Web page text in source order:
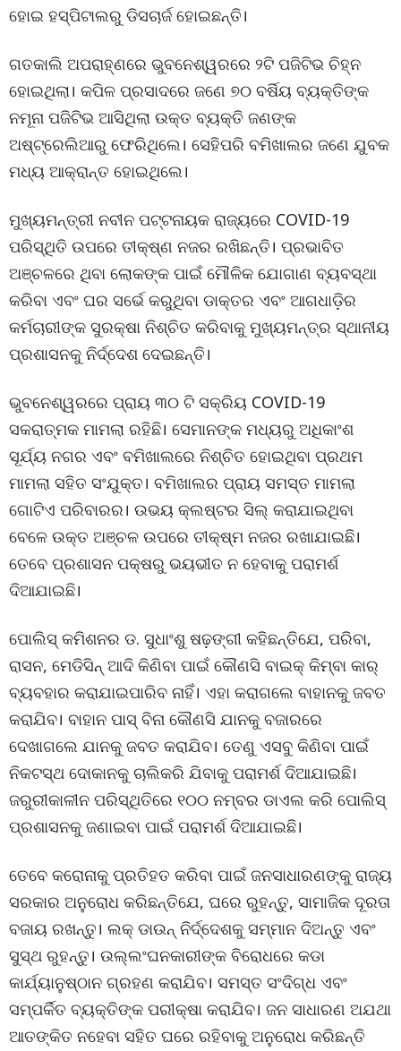
ହୋଇ ହସ୍ପିଟାଲରୁ ଡିସଚାର୍ଜ ହୋଇଛନ୍ତି।
ଗତକାଲି ଅପରାହ୍ଣରେ ଭୁବନେଶ୍ୱରରେ ୨ଟି ପଜିଟିଭ ଚିହ୍ନ
ହୋଇଥିଲା। କପିଳ ପ୍ରସାଦରେ ଜଣେ ୭୦ ବର୍ଷିୟ ବ୍ୟକ୍ତିଙ୍କ
ନମୂନା ପଜିଟିଭ ଆସିଥିଲା ଉକ୍ତ ବ୍ୟକ୍ତି ଜଣଙ୍କ
ଅଷ୍ଟ୍ରେଲିଆରୁ ଫେରିଥିଲେ। ସେହିପରି ବମିଖାଲର ଜଣେ ଯୁବକ
ମଧ୍ୟ ଆକ୍ରାନ୍ତ ହୋଇଥିଲେ।
ମୁଖ୍ୟମନ୍ତ୍ରୀ ନବୀନ ପଟ୍ଟନାୟକ ରାଜ୍ୟରେ COVID-19
ପରିସ୍ଥିତି ଉପରେ ତୀକ୍ଷ୍ଣ ନଜର ରଖିଛନ୍ତି। ପ୍ରଭାବିତ
ଅଞ୍ଚଳରେ ଥିବା ଲୋକଙ୍କ ପାଇଁ ମୌଳିକ ଯୋଗାଣ ବ୍ୟବସ୍ଥା
କରିବା ଏବଂ ଘର ସର୍ଭେ କରୁଥିବା ଡାକ୍ତର ଏବଂ ଆଗଧାଡ଼ିର
କର୍ମଚାରୀଙ୍କ ସୁରକ୍ଷା ନିଶ୍ଚିତ କରିବାକୁ ମୁଖ୍ୟମନ୍ତ୍ର ସ୍ଥାନୀୟ
ପ୍ରଶାସନକୁ ନିର୍ଦ୍ଦେଶ ଦେଇଛନ୍ତି।
ଭୁବନେଶ୍ୱରରେ ପ୍ରାୟ ୩୦ ଟି ସକ୍ରିୟ COVID-19
ସକରାତ୍ମକ ମାମଲା ରହିଛି। ସେମାନଙ୍କ ମଧ୍ୟରୁ ଅଧିକାଂଶ
ସୂର୍ଯ୍ୟ ନଗର ଏବଂ ବମିଖାଲରେ ନିଶ୍ଚିତ ହୋଇଥିବା ପ୍ରଥମ
ମାମଲା ସହିତ ସଂଯୁକ୍ତ। ବମିଖାଲର ପ୍ରାୟ ସମସ୍ତ ମାମଲା
ଗୋଟିଏ ପରିବାରର। ଉଭୟ କ୍ଲଷ୍ଟର ସିଲ୍ କରାଯାଇଥିବା
ବେଳେ ଉକ୍ତ ଅଞ୍ଚଳ ଉପରେ ତୀକ୍ଷ୍ମ ନଜର ରଖାଯାଇଛି।
ତେବେ ପ୍ରଶାସନ ପକ୍ଷରୁ ଭୟଭୀତ ନ ହେବାକୁ ପରାମର୍ଶ
ଦିଆଯାଇଛି।
ପୋଲିସ୍ କମିଶନର ଡ. ସୁଧାଂଶୁ ଷଢ଼ଙ୍ଗୀ କହିଛନ୍ତିଯେ, ପରିବା,
ରାସନ, ମେଡିସିନ୍ ଆଦି କିଣିବା ପାଇଁ କୌଣସି ବାଇକ୍ କିମ୍ବା କାର୍
ବ୍ୟବହାର କରାଯାଇପାରିବ ନାହିଁ। ଏହା କରାଗଲେ ବାହାନକୁ ଜବତ
କରାଯିବ। ବାହାନ ପାସ୍ ବିନା କୌଣସି ଯାନକୁ ବଜାରରେ
ଦେଖାଗଲେ ଯାନକୁ ଜବତ କରାଯିବ। ତେଣୁ ଏସବୁ କିଣିବା ପାଇଁ
ନିକଟସ୍ଥ ଦୋକାନକୁ ଚାଲିକରି ଯିବାକୁ ପରାମର୍ଶ ଦିଆଯାଇଛି।
ଜରୁରୀକାଳୀନ ପରିସ୍ଥିତିରେ ୧୦୦ ନମ୍ବର ଡାଏଲ କରି ପୋଲିସ୍
ପ୍ରଶାସନକୁ ଜଣାଇବା ପାଇଁ ପରାମର୍ଶ ଦିଆଯାଇଛି।
ତେବେ କରୋନାକୁ ପ୍ରତିହତ କରିବା ପାଇଁ ଜନସାଧାରଣଙ୍କୁ ରାଜ୍ୟ
ସରକାର ଅନୁରୋଧ କରିଛନ୍ତିଯେ, ଘରେ ରୁହନ୍ତୁ, ସାମାଜିକ ଦୂରତା
ବଜାୟ ରଖନ୍ତୁ। ଲକ୍ ଡାଉନ୍ ନିର୍ଦ୍ଦେଶକୁ ସମ୍ମାନ ଦିଅନ୍ତୁ ଏବଂ
ସୁସ୍ଥ ରୁହନ୍ତୁ। ଉଲ୍ଲଂଘନକାରୀଙ୍କ ବିରୋଧରେ କଡା
କାର୍ଯ୍ୟାନୁଷ୍ଠାନ ଗ୍ରହଣ କରାଯିବ। ସମସ୍ତ ସଂଦିଗ୍ଧ ଏବଂ
ସମ୍ପର୍କିତ ବ୍ୟକ୍ତିଙ୍କ ପରୀକ୍ଷା କରାଯିବ। ଜନ ସାଧାରଣ ଅଯଥା
ଆତଙ୍କିତ ନହେବା ସହିତ ଘରେ ରହିବାକୁ ଅନୁରୋଧ କରିଛନ୍ତି